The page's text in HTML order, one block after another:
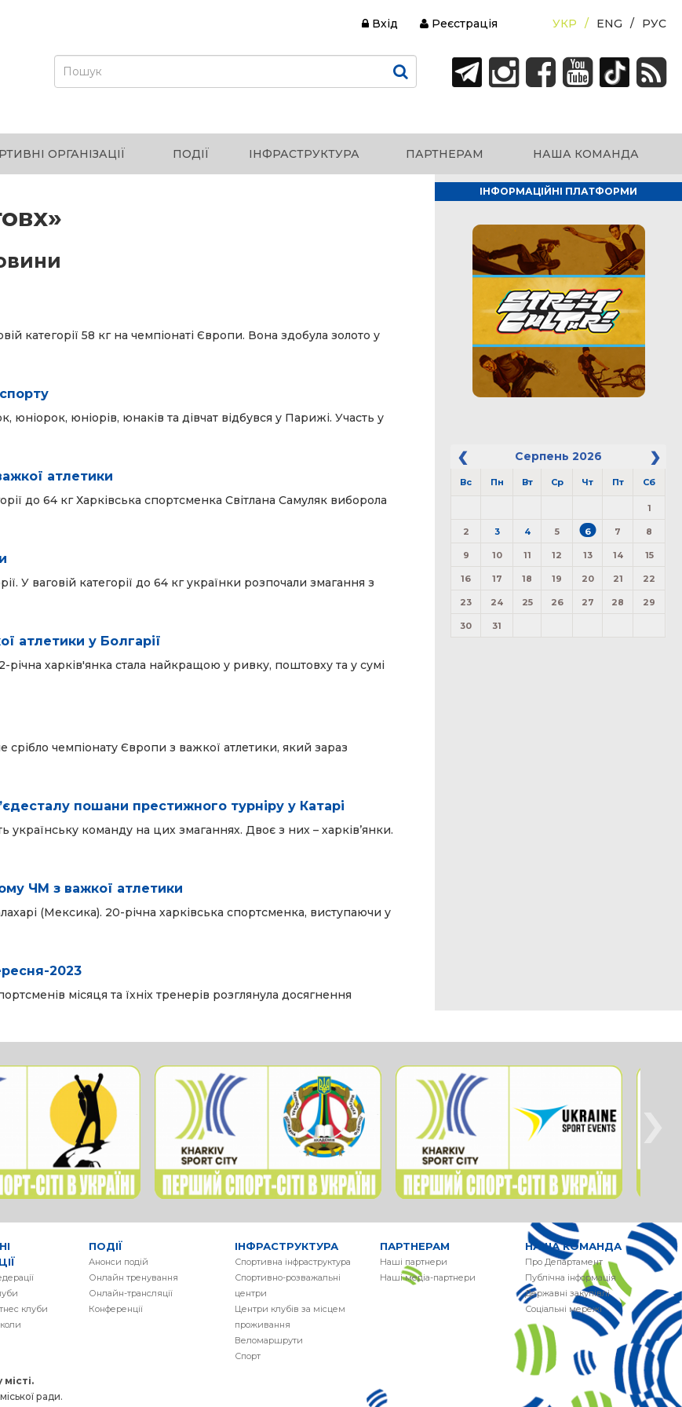
РУС
ENG
УКР
Реєстрація
Вхід
ОРГАНІЗАЦІЇ ПОДІЇ ІНФРАСТРУКТУРА ПАРТНЕРАМ НАША КОМАНДА
категорії 58 кг на чемпіонаті Європи. Вона здобула золото у
юніорів, юнаків та дівчат відбувся у Парижі. Участь у
атлетики
до 64 кг Харківська спортсменка Світлана Самуляк виборола
У ваговій категорії до 64 кг українки розпочали змагання з
атлетики у Болгарії
річна харків'янка стала найкращою у ривку, поштовху та у сумі
чемпіонату Європи з важкої атлетики, який зараз
пошани престижного турніру у Катарі
українську команду на цих змаганнях. Двоє з них – харківʼянки.
ЧМ з важкої атлетики
(Мексика). 20-річна харківська спортсменка, виступаючи у
2023
місяця та їхніх тренерів розглянула досягнення
ІНФОРМАЦІЙНІ ПЛАТФОРМИ
Серпень 2026
Вс Пн Вт Ср Чт Пт Сб
1
2 3 4 5 6 7 8
9 10 11 12 13 14 15
16 17 18 19 20 21 22
23 24 25 26 27 28 29
30 31
клуби
ПОДІЇ
Анонси подій
Онлайн тренування
Онлайн-трансляції
Конференції
ІНФРАСТРУКТУРА
Спортивна інфраструктура
Спортивно-розважальні
центри
Центри клубів за місцем
проживання
Веломаршрути
Спорт
ПАРТНЕРАМ
Наші партнери
Наші медіа-партнери
НАША КОМАНДА
Про Департамент
Публічна інформація
Державні закупівлі
Соціальні мережі
ради.